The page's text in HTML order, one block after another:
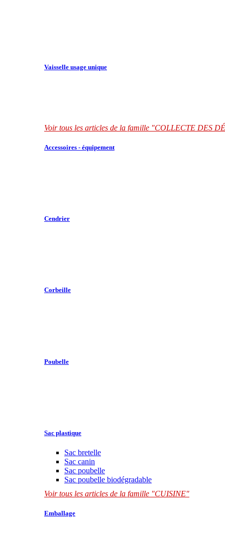
Vaisselle usage unique
Voir tous les articles de la famille "COLLECTE DES
Accessoires - équipement
Cendrier
Corbeille
Poubelle
Sac plastique
Sac bretelle
Sac canin
Sac poubelle
Sac poubelle biodégradable
Voir tous les articles de la famille "CUISINE"
Emballage